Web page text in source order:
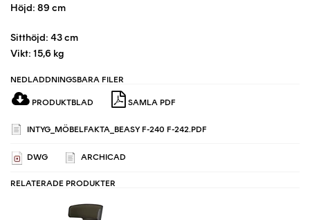
Höjd: 89 cm
Sitthöjd: 43 cm
Vikt: 15,6 kg
NEDLADDNINGSBARA FILER
PRODUKTBLAD SAMLA PDF
INTYG_MÖBELFAKTA_BEASY F-240 F-242.PDF
DWG ARCHICAD
RELATERADE PRODUKTER